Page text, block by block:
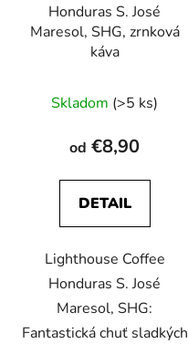
Honduras S. José
Maresol, SHG, zrnková
káva
hodnotenie
produktu
je
5,0
z
hviezdičiek.
Skladom (>5 ks)
od €8,90
DETAIL
Lighthouse Coffee
Honduras S. José
Maresol, SHG:
Fantastická chuť sladkých